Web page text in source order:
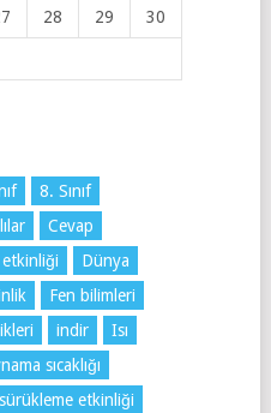
28 29 30
8. Sınıf
Cevap
Dünya
Fen bilimleri
indir
Isı
sıcaklığı
etkinliği